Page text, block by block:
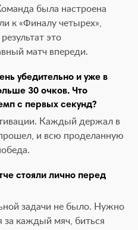
была настроена
к «Финалу четырех»,
это
матч впереди.
убедительно и уже в
30 очков. Что
с первых секунд?
Каждый держал в
и всю проделанную
стояли лично перед
задачи не было. Нужно
за каждый мяч, биться